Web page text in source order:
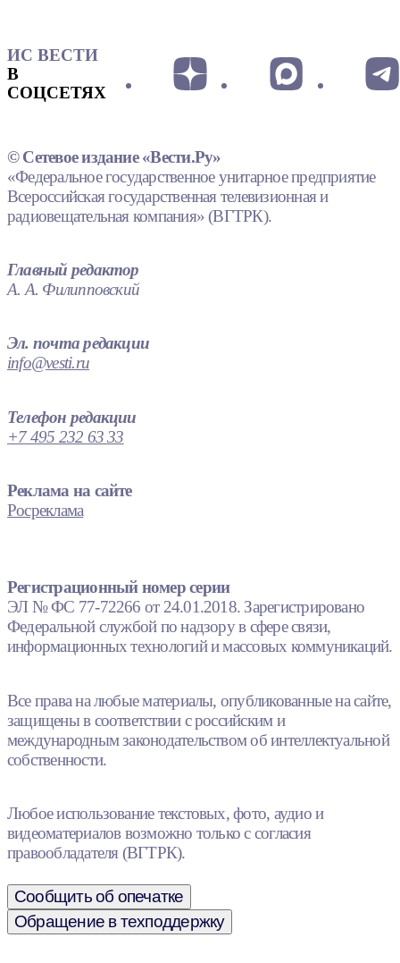
ИС ВЕСТИ
В
СОЦСЕТЯХ
© Сетевое издание «Вести.Ру»
«Федеральное государственное унитарное предприятие
Всероссийская государственная телевизионная и
радиовещательная компания» (ВГТРК).
Главный редактор
А. А. Филипповский
Эл. почта редакции
info@vesti.ru
Телефон редакции
+7 495 232 63 33
Реклама на сайте
Росреклама
Регистрационный номер серии
ЭЛ № ФС 77-72266 от 24.01.2018. Зарегистрировано
Федеральной службой по надзору в сфере связи,
информационных технологий и массовых коммуникаций.
Все права на любые материалы, опубликованные на сайте,
защищены в соответствии с российским и
международным законодательством об интеллектуальной
собственности.
Любое использование текстовых, фото, аудио и
видеоматериалов возможно только с согласия
правообладателя (ВГТРК).
Сообщить об опечатке
Обращение в техподдержку